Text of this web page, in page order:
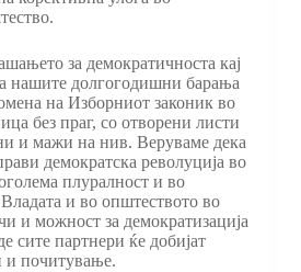
за демократичноста кај
нашите долгогодишни барања
на Изборниот законик во
без праг, со отворени листи
и мажи на нив. Веруваме дека
демократска револуција во
плуралност и во
и во општеството во
и можност за демократизација
сите партнери ќе добијат
и почитување.